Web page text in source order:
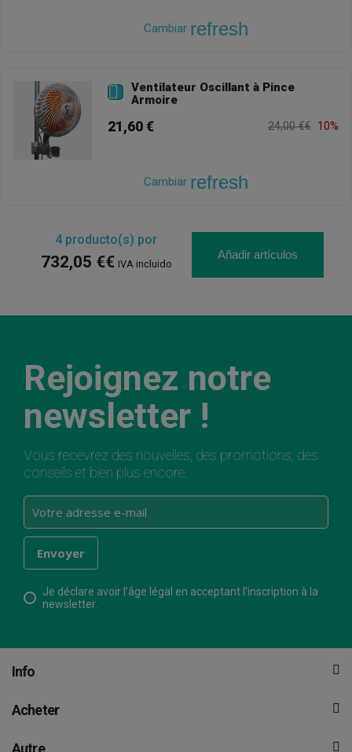
Cambiar refresh

Ventilateur Oscillant à Pince
Armoire
21,60 € 24,00 €€ 10%
Cambiar refresh
4producto(s) por
732,05 €€ IVA incluido
Añadir artículos
Rejoignez notre
newsletter !
Vous recevrez des nouvelles, des promotions, des
conseils et bien plus encore.
Je déclare avoir l’âge légal en acceptant l’inscription à la
newsletter.
Info
Acheter
Autre